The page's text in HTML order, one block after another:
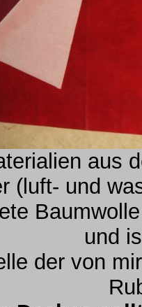
aus
(luft- und
und
der von